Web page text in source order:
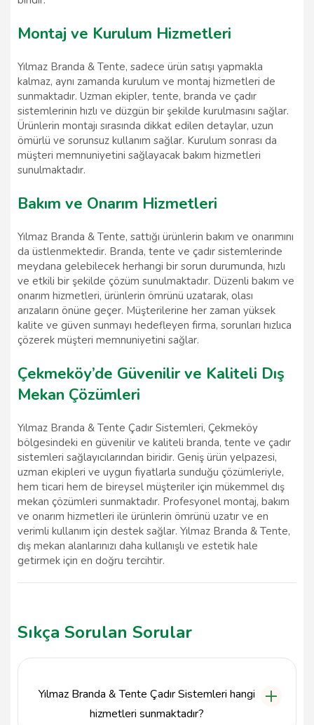
Montaj ve Kurulum Hizmetleri
Yılmaz Branda & Tente, sadece ürün satışı yapmakla
kalmaz, aynı zamanda kurulum ve montaj hizmetleri de
sunmaktadır. Uzman ekipler, tente, branda ve çadır
sistemlerinin hızlı ve düzgün bir şekilde kurulmasını sağlar.
Ürünlerin montajı sırasında dikkat edilen detaylar, uzun
ömürlü ve sorunsuz kullanım sağlar. Kurulum sonrası da
müşteri memnuniyetini sağlayacak bakım hizmetleri
sunulmaktadır.
Bakım ve Onarım Hizmetleri
Yılmaz Branda & Tente, sattığı ürünlerin bakım ve onarımını
da üstlenmektedir. Branda, tente ve çadır sistemlerinde
meydana gelebilecek herhangi bir sorun durumunda, hızlı
ve etkili bir şekilde çözüm sunulmaktadır. Düzenli bakım ve
onarım hizmetleri, ürünlerin ömrünü uzatarak, olası
arızaların önüne geçer. Müşterilerine her zaman yüksek
kalite ve güven sunmayı hedefleyen firma, sorunları hızlıca
çözerek müşteri memnuniyetini sağlar.
Çekmeköy’de Güvenilir ve Kaliteli Dış
Mekan Çözümleri
Yılmaz Branda & Tente Çadır Sistemleri, Çekmeköy
bölgesindeki en güvenilir ve kaliteli branda, tente ve çadır
sistemleri sağlayıcılarından biridir. Geniş ürün yelpazesi,
uzman ekipleri ve uygun fiyatlarla sunduğu çözümleriyle,
hem ticari hem de bireysel müşteriler için mükemmel dış
mekan çözümleri sunmaktadır. Profesyonel montaj, bakım
ve onarım hizmetleri ile ürünlerin ömrünü uzatır ve en
verimli kullanım için destek sağlar. Yılmaz Branda & Tente,
dış mekan alanlarınızı daha kullanışlı ve estetik hale
getirmek için en doğru tercihtir.
Sıkça Sorulan Sorular
Yılmaz Branda & Tente Çadır Sistemleri hangi
hizmetleri sunmaktadır?